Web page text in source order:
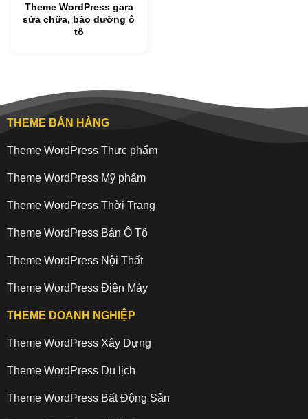
Theme WordPress gara
sửa chữa, bảo dưỡng ô
tô
THEME BÁN HÀNG
Theme WordPress Thực phẩm
Theme WordPress Mỹ phẩm
Theme WordPress Thời Trang
Theme WordPress Bán Ô Tô
Theme WordPress Nội Thất
Theme WordPress Điện Máy
THEME DOANH NGHIỆP
Theme WordPress Xây Dựng
Theme WordPress Du lịch
Theme WordPress Bất Động Sản